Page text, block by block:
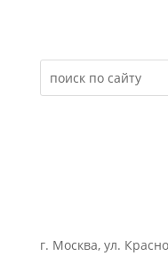
г. Москва, ул.